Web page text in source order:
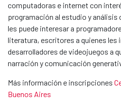
computadoras e internet con
programación al estudio y análisis
les puede interesar a
literatura, escritores a quienes les
desarrolladores de videojuegos a
narración y comunicación
Más información e inscripciones
Buenos Aires